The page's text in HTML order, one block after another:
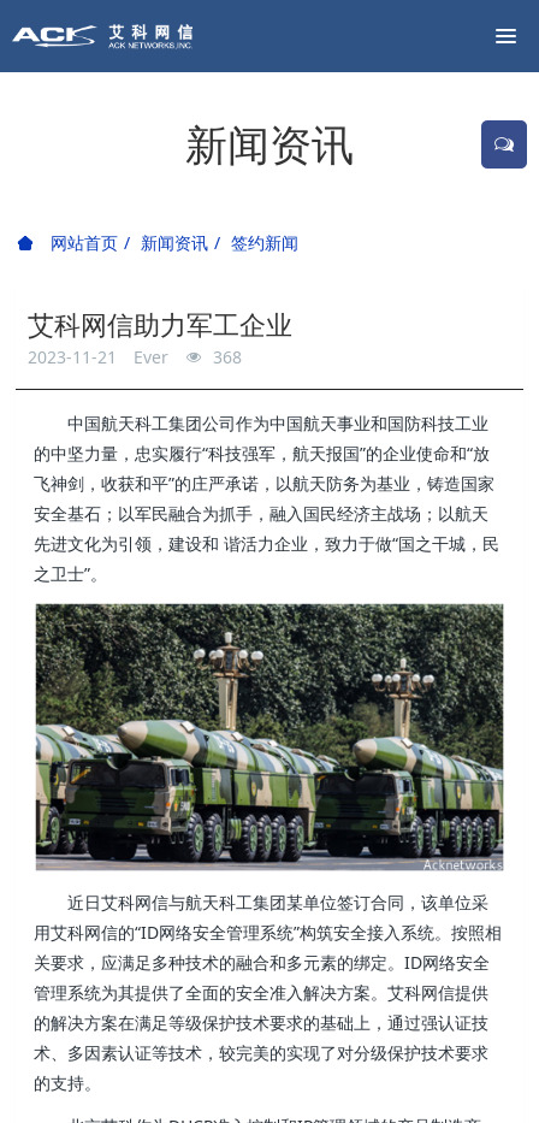
新闻资讯
网站首页 新闻资讯 签约新闻
艾科网信助力军工企业
2023-11-21 Ever 368
中国航天科工集团公司作为中国航天事业和国防科技工业
的中坚力量，忠实履行“科技强军，航天报国”的企业使命和“放
飞神剑，收获和平”的庄严承诺，以航天防务为基业，铸造国家
安全基石；以军民融合为抓手，融入国民经济主战场；以航天
先进文化为引领，建设和 谐活力企业，致力于做“国之干城，民
之卫士”。
近日艾科网信与航天科工集团某单位签订合同，该单位采
用艾科网信的“ID网络安全管理系统”构筑安全接入系统。按照相
关要求，应满足多种技术的融合和多元素的绑定。ID网络安全
管理系统为其提供了全面的安全准入解决方案。艾科网信提供
的解决方案在满足等级保护技术要求的基础上，通过强认证技
术、多因素认证等技术，较完美的实现了对分级保护技术要求
的支持。